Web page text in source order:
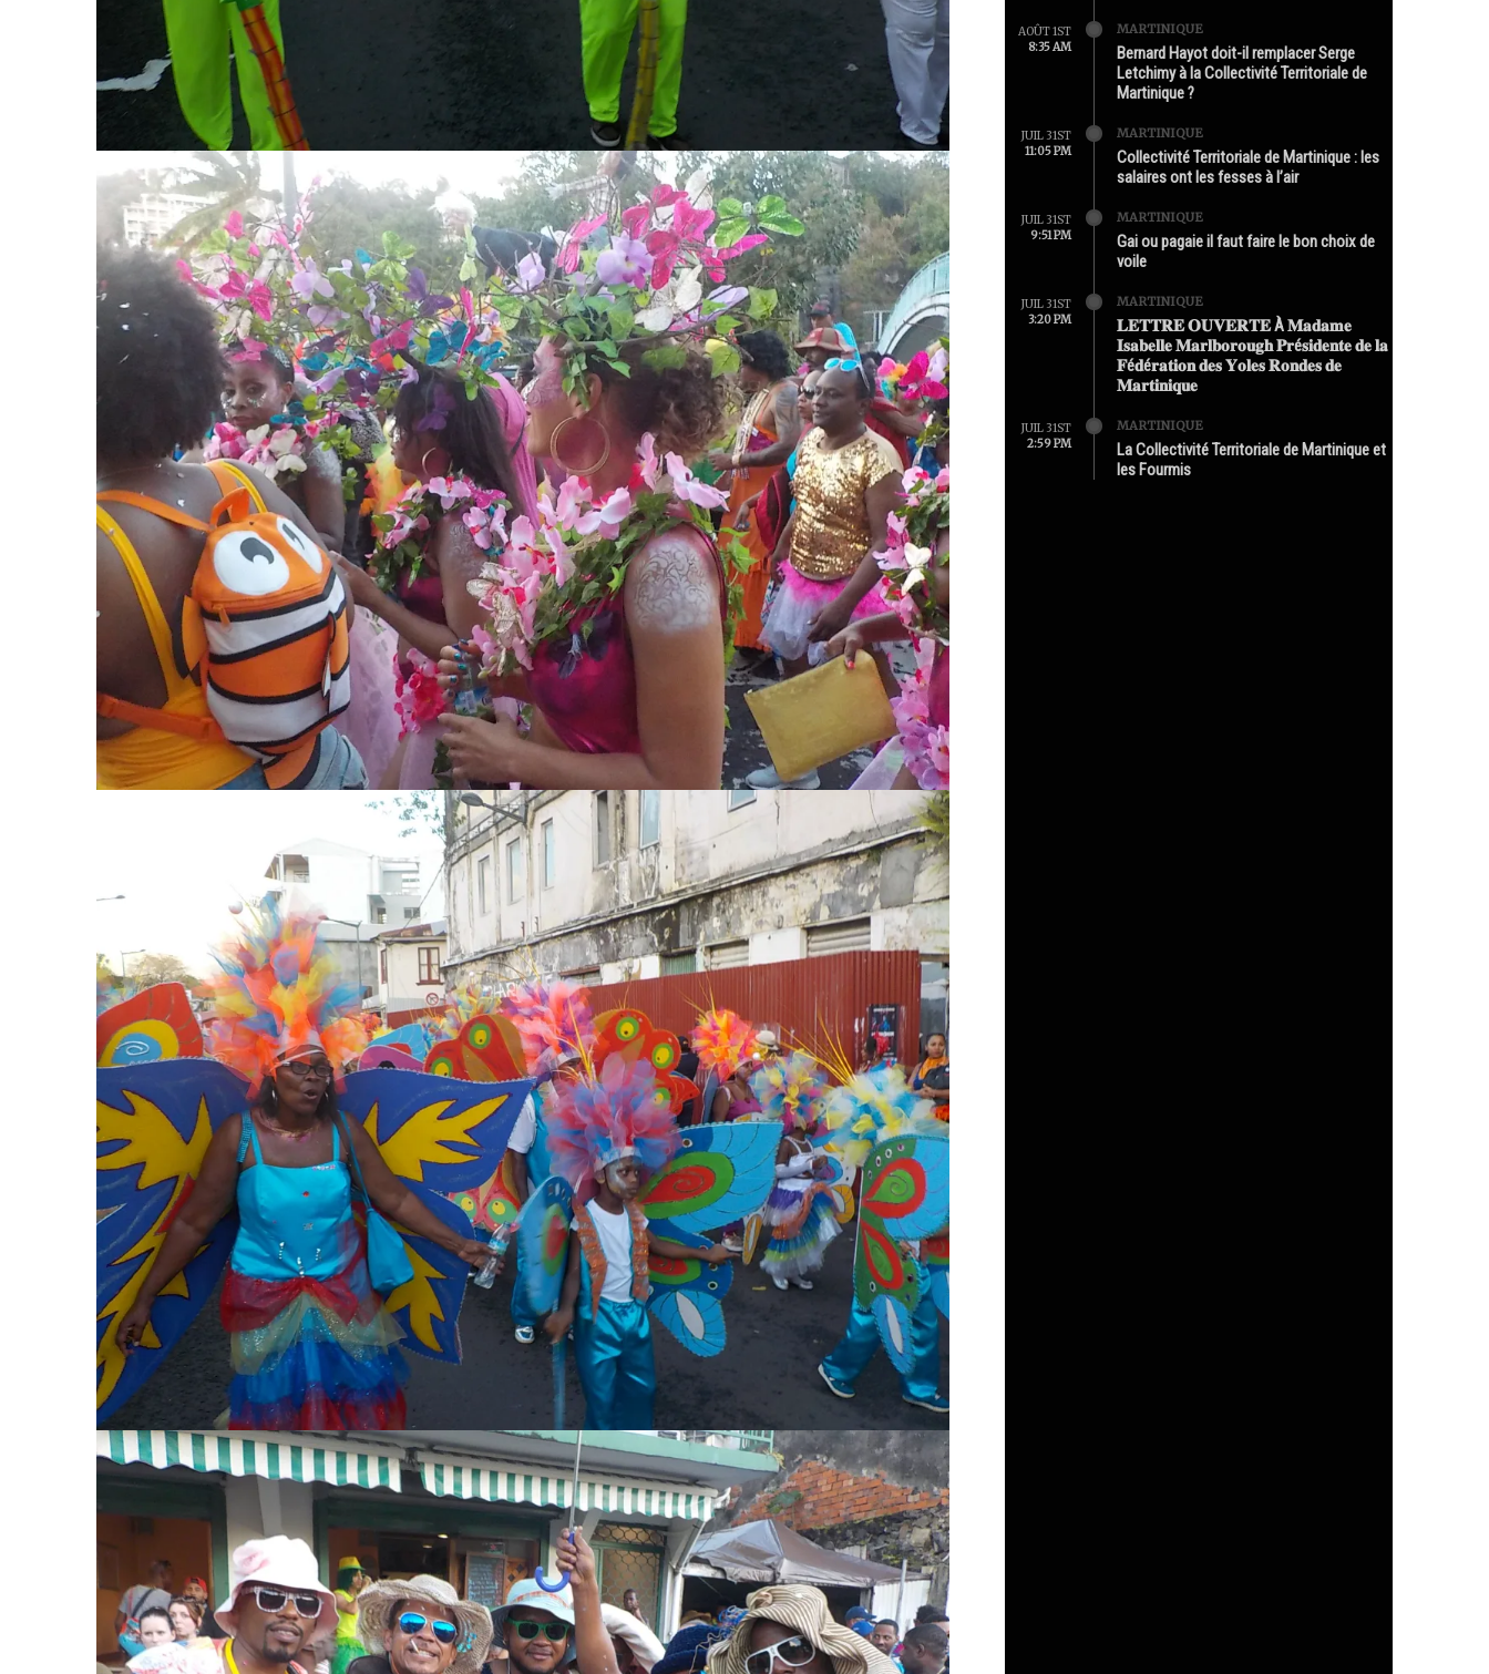
AOÛT 1ST
8:35 AM
MARTINIQUE
Bernard Hayot doit-il remplacer Serge
Letchimy à la Collectivité Territoriale de
Martinique ?
JUIL 31ST
11:05 PM
MARTINIQUE
Collectivité Territoriale de Martinique : les
salaires ont les fesses à l’air
JUIL 31ST
9:51 PM
MARTINIQUE
Gai ou pagaie il faut faire le bon choix de
voile
JUIL 31ST
3:20 PM
MARTINIQUE
𝐋𝐄𝐓𝐓𝐑𝐄 𝐎𝐔𝐕𝐄𝐑𝐓𝐄 À 𝐌𝐚𝐝𝐚𝐦𝐞
𝐈𝐬𝐚𝐛𝐞𝐥𝐥𝐞 𝐌𝐚𝐫𝐥𝐛𝐨𝐫𝐨𝐮𝐠𝐡 𝐏𝐫é𝐬𝐢𝐝𝐞𝐧𝐭𝐞 𝐝𝐞 𝐥𝐚
𝐅é𝐝é𝐫𝐚𝐭𝐢𝐨𝐧 𝐝𝐞𝐬 𝐘𝐨𝐥𝐞𝐬 𝐑𝐨𝐧𝐝𝐞𝐬 𝐝𝐞
𝐌𝐚𝐫𝐭𝐢𝐧𝐢𝐪𝐮𝐞
JUIL 31ST
2:59 PM
MARTINIQUE
La Collectivité Territoriale de Martinique et
les Fourmis